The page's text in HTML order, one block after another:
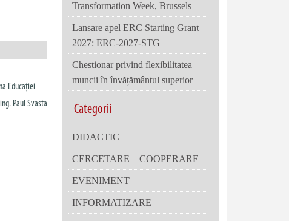
Educației
Paul Svasta
Transformation Week, Brussels
Lansare apel ERC Starting Grant
2027: ERC-2027-STG
Chestionar privind flexibilitatea
muncii în învățământul superior
Categorii
DIDACTIC
CERCETARE – COOPERARE
EVENIMENT
INFORMATIZARE